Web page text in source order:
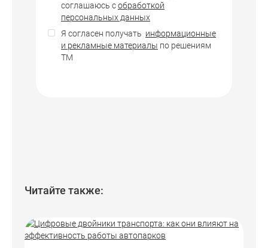
соглашаюсь собработкой
персональных данных
Я согласен получать информационные
и рекламные материалы по решениям
ТМ
Читайте также: